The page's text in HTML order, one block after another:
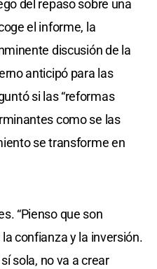
del repaso sobre una
el informe, la
discusión de la
anticipó para las
si las “reformas
como se las
se transforme en
“Pienso que son
confianza y la inversión.
sola, no va a crear